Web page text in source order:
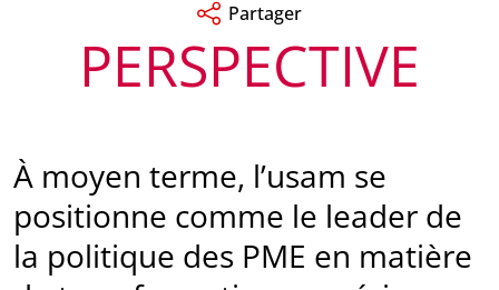
Partager
PERSPECTIVE
À moyen terme, l’usam se
positionne comme le leader de
la politique des PME en matière